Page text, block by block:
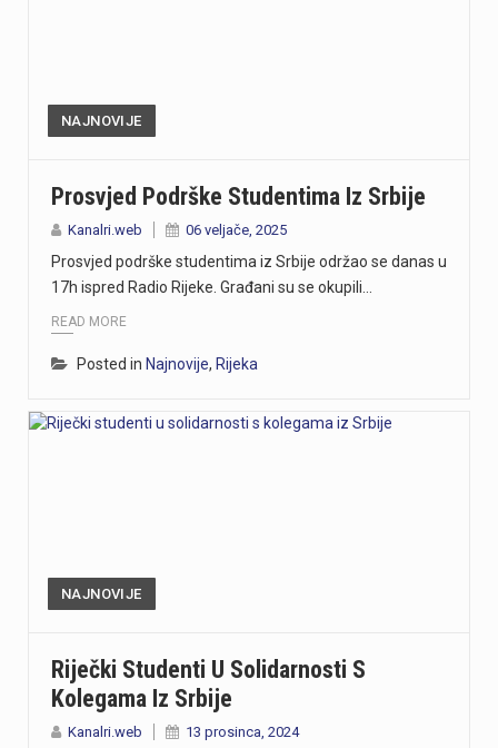
NAJNOVIJE
Prosvjed Podrške Studentima Iz Srbije
Kanalri.web 06 veljače, 2025
Prosvjed podrške studentima iz Srbije održao se danas u
17h ispred Radio Rijeke. Građani su se okupili…
READ MORE
Posted in Najnovije, Rijeka
NAJNOVIJE
Riječki Studenti U Solidarnosti S
Kolegama Iz Srbije
Kanalri.web 13 prosinca, 2024